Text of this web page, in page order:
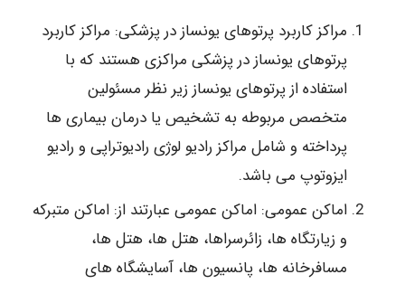
مراکز کاربرد پرتوهای یونساز در پزشکی: مراکز کاربرد
پرتوهای یونساز در پزشکی مراکزی هستند که با
استفاده از پرتوهای یونساز زیر نظر مسئولین
متخصص مربوطه به تشخیص یا درمان بیماری ها
پرداخته و شامل مراکز رادیو لوژی رادیوتراپی و رادیو
ایزوتوپ می باشد.
اماکن عمومی: اماکن عمومی عبارتند از: اماکن متبرکه
و زیارتگاه ها، زائرسراها، هتل ها، هتل ها،
مسافرخانه ها، پانسیون ها، آسایشگاه های